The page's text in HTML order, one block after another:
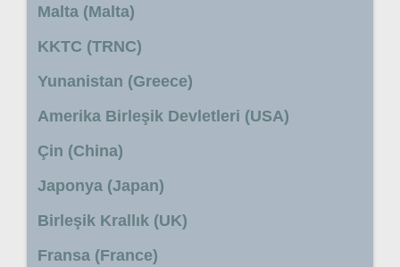
Malta (Malta)
KKTC (TRNC)
Yunanistan (Greece)
Amerika Birleşik Devletleri (USA)
Çin (China)
Japonya (Japan)
Birleşik Krallık (UK)
Fransa (France)